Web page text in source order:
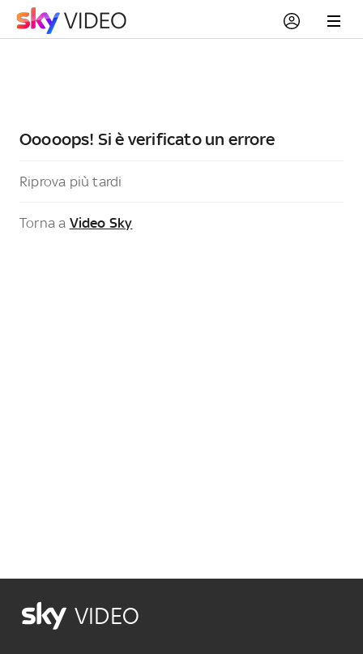
Ooooops! Si è verificato un errore
Riprova più tardi
Torna a Video Sky
VIDEO